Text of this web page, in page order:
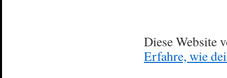
Diese Website
Erfahre, wie